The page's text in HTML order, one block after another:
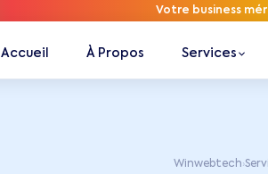
Votre business
Accueil À Propos Services
Winwebtech ›